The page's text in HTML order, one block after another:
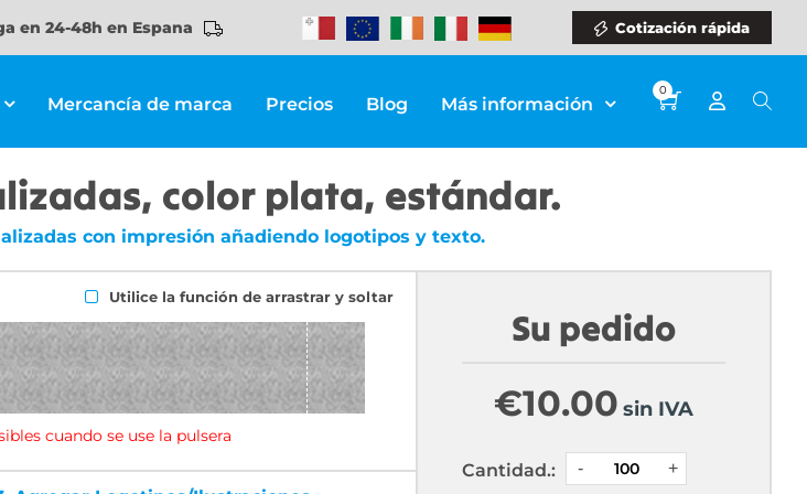
en 24-48h en Espana Cotización rápida
Mercancía de marca Precios Blog Más información
0
color plata, estándar.
con impresión añadiendo logotipos y texto.
Utilice la función de arrastrar y soltar
cuando se use la pulsera
Su pedido
€10.00 sin IVA
Cantidad.: